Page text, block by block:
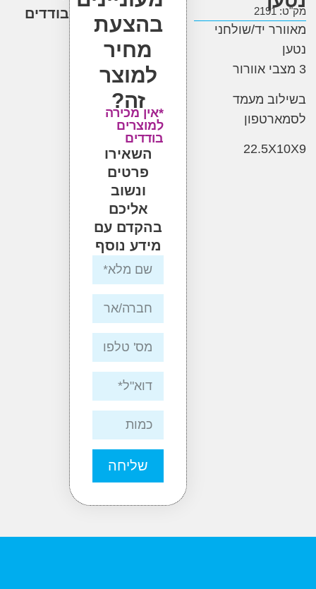
יד/שולחני
מעמד
בהצעת
מחיר
למוצר
*אין מכירה
למוצרים
בודדים
השאירו
פרטים
אליכם
בהקדם עם
מידע נוסף
שליחה
בודדים